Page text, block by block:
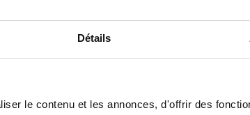
Détails
le contenu et les annonces, d'offrir des